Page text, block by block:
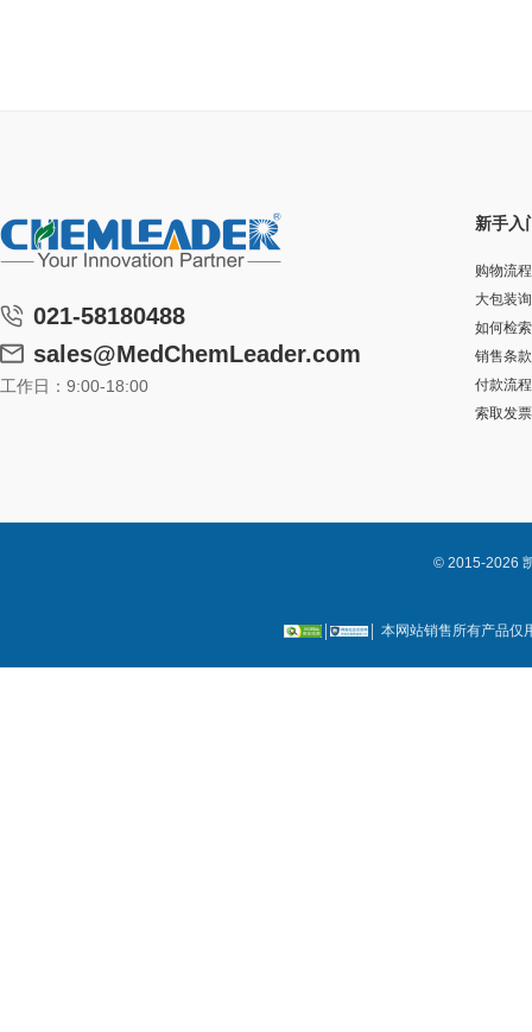
021-58180488
sales@MedChemLeader.com
工作日：9:00-18:00
新手入
购物流程
大包装
如何检索
销售条款
付款流程
索取发票
© 2015-2026
本网站销售所有产品仅